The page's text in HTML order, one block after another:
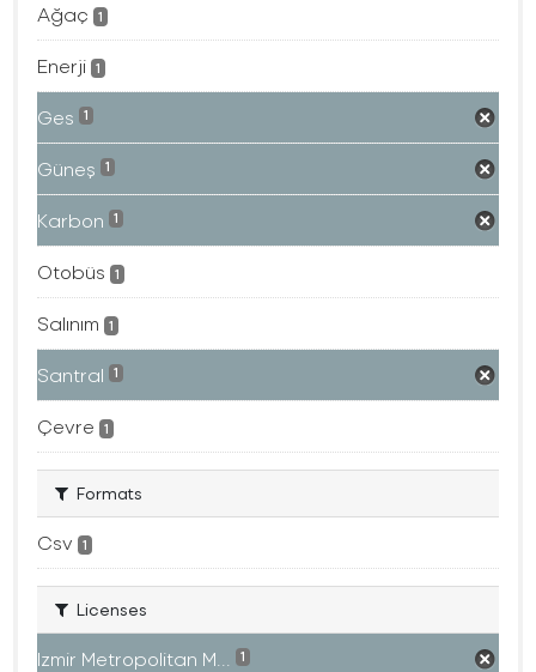
Ağaç 1
Enerji 1
Ges 1
Güneş 1
Karbon 1
Otobüs 1
Salınım 1
Santral 1
Çevre 1
Formats
Csv 1
Licenses
Izmir Metropolitan M... 1